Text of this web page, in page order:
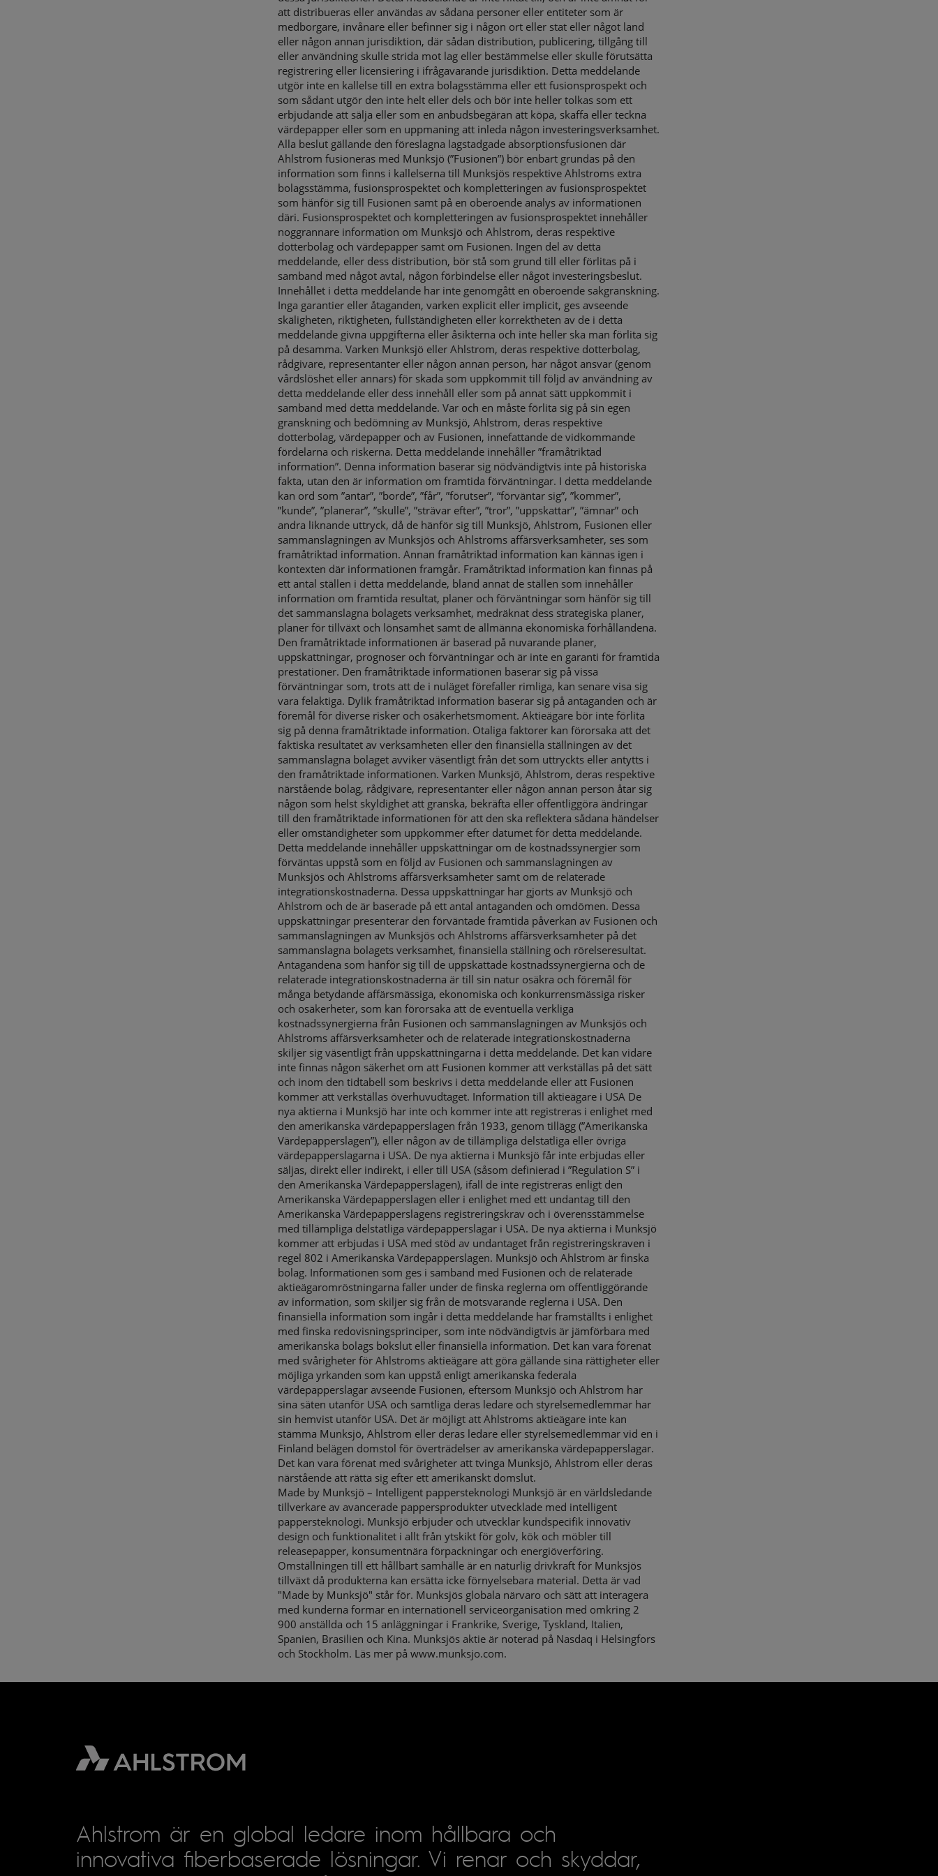
att distribueras eller användas av sådana personer eller entiteter som är
medborgare, invånare eller befinner sig i någon ort eller stat eller något land
eller någon annan jurisdiktion, där sådan distribution, publicering, tillgång till
eller användning skulle strida mot lag eller bestämmelse eller skulle förutsätta
registrering eller licensiering i ifrågavarande jurisdiktion. Detta meddelande
utgör inte en kallelse till en extra bolagsstämma eller ett fusionsprospekt och
som sådant utgör den inte helt eller dels och bör inte heller tolkas som ett
erbjudande att sälja eller som en anbudsbegäran att köpa, skaffa eller teckna
värdepapper eller som en uppmaning att inleda någon investeringsverksamhet.
Alla beslut gällande den föreslagna lagstadgade absorptionsfusionen där
Ahlstrom fusioneras med Munksjö (”Fusionen”) bör enbart grundas på den
information som finns i kallelserna till Munksjös respektive Ahlstroms extra
bolagsstämma, fusionsprospektet och kompletteringen av fusionsprospektet
som hänför sig till Fusionen samt på en oberoende analys av informationen
däri. Fusionsprospektet och kompletteringen av fusionsprospektet innehåller
noggrannare information om Munksjö och Ahlstrom, deras respektive
dotterbolag och värdepapper samt om Fusionen. Ingen del av detta
meddelande, eller dess distribution, bör stå som grund till eller förlitas på i
samband med något avtal, någon förbindelse eller något investeringsbeslut.
Innehållet i detta meddelande har inte genomgått en oberoende sakgranskning.
Inga garantier eller åtaganden, varken explicit eller implicit, ges avseende
skäligheten, riktigheten, fullständigheten eller korrektheten av de i detta
meddelande givna uppgifterna eller åsikterna och inte heller ska man förlita sig
på desamma. Varken Munksjö eller Ahlstrom, deras respektive dotterbolag,
rådgivare, representanter eller någon annan person, har något ansvar (genom
vårdslöshet eller annars) för skada som uppkommit till följd av användning av
detta meddelande eller dess innehåll eller som på annat sätt uppkommit i
samband med detta meddelande. Var och en måste förlita sig på sin egen
granskning och bedömning av Munksjö, Ahlstrom, deras respektive
dotterbolag, värdepapper och av Fusionen, innefattande de vidkommande
fördelarna och riskerna. Detta meddelande innehåller ”framåtriktad
information”. Denna information baserar sig nödvändigtvis inte på historiska
fakta, utan den är information om framtida förväntningar. I detta meddelande
kan ord som ”antar”, ”borde”, ”får”, ”förutser”, “förväntar sig”, ”kommer”,
”kunde”, ”planerar”, ”skulle”, ”strävar efter”, ”tror”, ”uppskattar”, ”ämnar” och
andra liknande uttryck, då de hänför sig till Munksjö, Ahlstrom, Fusionen eller
sammanslagningen av Munksjös och Ahlstroms affärsverksamheter, ses som
framåtriktad information. Annan framåtriktad information kan kännas igen i
kontexten där informationen framgår. Framåtriktad information kan finnas på
ett antal ställen i detta meddelande, bland annat de ställen som innehåller
information om framtida resultat, planer och förväntningar som hänför sig till
det sammanslagna bolagets verksamhet, medräknat dess strategiska planer,
planer för tillväxt och lönsamhet samt de allmänna ekonomiska förhållandena.
Den framåtriktade informationen är baserad på nuvarande planer,
uppskattningar, prognoser och förväntningar och är inte en garanti för framtida
prestationer. Den framåtriktade informationen baserar sig på vissa
förväntningar som, trots att de i nuläget förefaller rimliga, kan senare visa sig
vara felaktiga. Dylik framåtriktad information baserar sig på antaganden och är
föremål för diverse risker och osäkerhetsmoment. Aktieägare bör inte förlita
sig på denna framåtriktade information. Otaliga faktorer kan förorsaka att det
faktiska resultatet av verksamheten eller den finansiella ställningen av det
sammanslagna bolaget avviker väsentligt från det som uttryckts eller antytts i
den framåtriktade informationen. Varken Munksjö, Ahlstrom, deras respektive
närstående bolag, rådgivare, representanter eller någon annan person åtar sig
någon som helst skyldighet att granska, bekräfta eller offentliggöra ändringar
till den framåtriktade informationen för att den ska reflektera sådana händelser
eller omständigheter som uppkommer efter datumet för detta meddelande.
Detta meddelande innehåller uppskattningar om de kostnadssynergier som
förväntas uppstå som en följd av Fusionen och sammanslagningen av
Munksjös och Ahlstroms affärsverksamheter samt om de relaterade
integrationskostnaderna. Dessa uppskattningar har gjorts av Munksjö och
Ahlstrom och de är baserade på ett antal antaganden och omdömen. Dessa
uppskattningar presenterar den förväntade framtida påverkan av Fusionen och
sammanslagningen av Munksjös och Ahlstroms affärsverksamheter på det
sammanslagna bolagets verksamhet, finansiella ställning och rörelseresultat.
Antagandena som hänför sig till de uppskattade kostnadssynergierna och de
relaterade integrationskostnaderna är till sin natur osäkra och föremål för
många betydande affärsmässiga, ekonomiska och konkurrensmässiga risker
och osäkerheter, som kan förorsaka att de eventuella verkliga
kostnadssynergierna från Fusionen och sammanslagningen av Munksjös och
Ahlstroms affärsverksamheter och de relaterade integrationskostnaderna
skiljer sig väsentligt från uppskattningarna i detta meddelande. Det kan vidare
inte finnas någon säkerhet om att Fusionen kommer att verkställas på det sätt
och inom den tidtabell som beskrivs i detta meddelande eller att Fusionen
kommer att verkställas överhuvudtaget. Information till aktieägare i USA De
nya aktierna i Munksjö har inte och kommer inte att registreras i enlighet med
den amerikanska värdepapperslagen från 1933, genom tillägg (”Amerikanska
Värdepapperslagen”), eller någon av de tillämpliga delstatliga eller övriga
värdepapperslagarna i USA. De nya aktierna i Munksjö får inte erbjudas eller
säljas, direkt eller indirekt, i eller till USA (såsom definierad i ”Regulation S” i
den Amerikanska Värdepapperslagen), ifall de inte registreras enligt den
Amerikanska Värdepapperslagen eller i enlighet med ett undantag till den
Amerikanska Värdepapperslagens registreringskrav och i överensstämmelse
med tillämpliga delstatliga värdepapperslagar i USA. De nya aktierna i Munksjö
kommer att erbjudas i USA med stöd av undantaget från registreringskraven i
regel 802 i Amerikanska Värdepapperslagen. Munksjö och Ahlstrom är finska
bolag. Informationen som ges i samband med Fusionen och de relaterade
aktieägaromröstningarna faller under de finska reglerna om offentliggörande
av information, som skiljer sig från de motsvarande reglerna i USA. Den
finansiella information som ingår i detta meddelande har framställts i enlighet
med finska redovisningsprinciper, som inte nödvändigtvis är jämförbara med
amerikanska bolags bokslut eller finansiella information. Det kan vara förenat
med svårigheter för Ahlstroms aktieägare att göra gällande sina rättigheter eller
möjliga yrkanden som kan uppstå enligt amerikanska federala
värdepapperslagar avseende Fusionen, eftersom Munksjö och Ahlstrom har
sina säten utanför USA och samtliga deras ledare och styrelsemedlemmar har
sin hemvist utanför USA. Det är möjligt att Ahlstroms aktieägare inte kan
stämma Munksjö, Ahlstrom eller deras ledare eller styrelsemedlemmar vid en i
Finland belägen domstol för överträdelser av amerikanska värdepapperslagar.
Det kan vara förenat med svårigheter att tvinga Munksjö, Ahlstrom eller deras
närstående att rätta sig efter ett amerikanskt domslut.
Made by Munksjö – Intelligent pappersteknologi Munksjö är en världsledande
tillverkare av avancerade pappersprodukter utvecklade med intelligent
pappersteknologi. Munksjö erbjuder och utvecklar kundspecifik innovativ
design och funktionalitet i allt från ytskikt för golv, kök och möbler till
releasepapper, konsumentnära förpackningar och energiöverföring.
Omställningen till ett hållbart samhälle är en naturlig drivkraft för Munksjös
tillväxt då produkterna kan ersätta icke förnyelsebara material. Detta är vad
"Made by Munksjö" står för. Munksjös globala närvaro och sätt att interagera
med kunderna formar en internationell serviceorganisation med omkring 2
900 anställda och 15 anläggningar i Frankrike, Sverige, Tyskland, Italien,
Spanien, Brasilien och Kina. Munksjös aktie är noterad på Nasdaq i Helsingfors
och Stockholm. Läs mer på www.munksjo.com.
Ahlstrom är en global ledare inom hållbara och
innovativa fiberbaserade lösningar. Vi renar och skyddar,